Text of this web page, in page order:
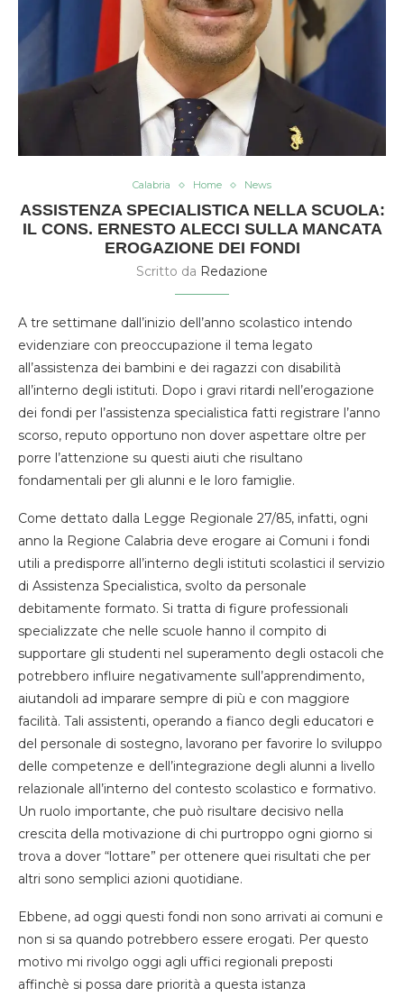
Calabria Home News
ASSISTENZA SPECIALISTICA NELLA SCUOLA:
IL CONS. ERNESTO ALECCI SULLA MANCATA
EROGAZIONE DEI FONDI
Scritto da Redazione
A tre settimane dall’inizio dell’anno scolastico intendo
evidenziare con preoccupazione il tema legato
all’assistenza dei bambini e dei ragazzi con disabilità
all’interno degli istituti. Dopo i gravi ritardi nell’erogazione
dei fondi per l’assistenza specialistica fatti registrare l’anno
scorso, reputo opportuno non dover aspettare oltre per
porre l’attenzione su questi aiuti che risultano
fondamentali per gli alunni e le loro famiglie.
Come dettato dalla Legge Regionale 27/85, infatti, ogni
anno la Regione Calabria deve erogare ai Comuni i fondi
utili a predisporre all’interno degli istituti scolastici il servizio
di Assistenza Specialistica, svolto da personale
debitamente formato. Si tratta di figure professionali
specializzate che nelle scuole hanno il compito di
supportare gli studenti nel superamento degli ostacoli che
potrebbero influire negativamente sull’apprendimento,
aiutandoli ad imparare sempre di più e con maggiore
facilità. Tali assistenti, operando a fianco degli educatori e
del personale di sostegno, lavorano per favorire lo sviluppo
delle competenze e dell’integrazione degli alunni a livello
relazionale all’interno del contesto scolastico e formativo.
Un ruolo importante, che può risultare decisivo nella
crescita della motivazione di chi purtroppo ogni giorno si
trova a dover “lottare” per ottenere quei risultati che per
altri sono semplici azioni quotidiane.
Ebbene, ad oggi questi fondi non sono arrivati ai comuni e
non si sa quando potrebbero essere erogati. Per questo
motivo mi rivolgo oggi agli uffici regionali preposti
affinchè si possa dare priorità a questa istanza